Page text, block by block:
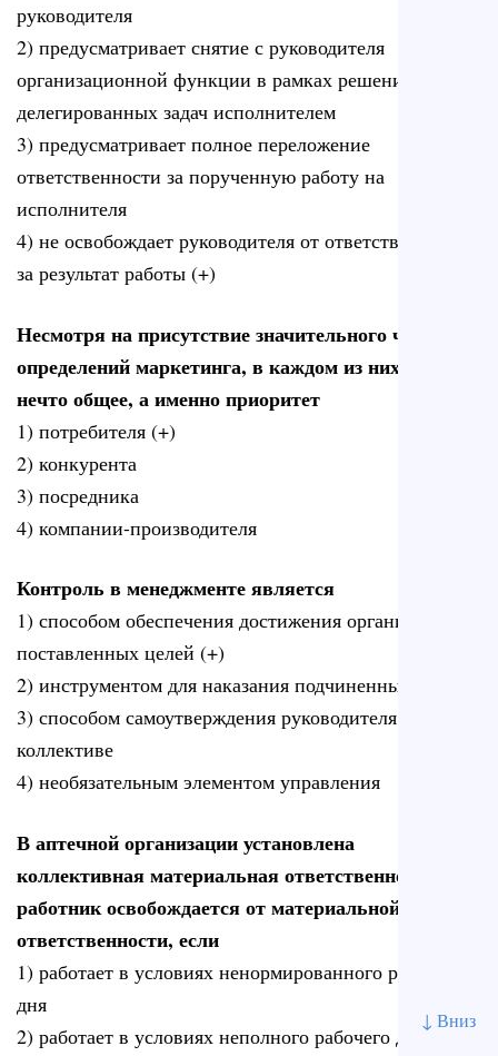
↓ Вниз
руководителя
2) предусматривает снятие с руководителя
организационной функции в рамках решения
делегированных задач исполнителем
3) предусматривает полное переложение
ответственности за порученную работу на
исполнителя
4) не освобождает руководителя от ответственности
за результат работы (+)
Несмотря на присутствие значительного числа
определений маркетинга, в каждом из них есть
нечто общее, а именно приоритет
1) потребителя (+)
2) конкурента
3) посредника
4) компании-производителя
Контроль в менеджменте является
1) способом обеспечения достижения организацией
поставленных целей (+)
2) инструментом для наказания подчиненных
3) способом самоутверждения руководителя в
коллективе
4) необязательным элементом управления
В аптечной организации установлена
коллективная материальная ответственность.
работник освобождается от материальной
ответственности, если
1) работает в условиях ненормированного рабочего
дня
2) работает в условиях неполного рабочего дня